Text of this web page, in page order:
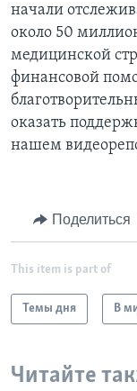
Learning English
СОЦИАЛЬНЫЕ СЕТИ
Языки
начали
около 50
медицинской
финансовой
оказать
нашем
Поделиться
This item is part of
Темы дня В
Читайте